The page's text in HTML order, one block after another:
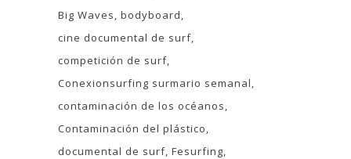
Big Waves bodyboard
cine documental de surf
competición de surf
Conexionsurfing surmario semanal
contaminación de los océanos
Contaminación del plástico
documental de surf Fesurfing